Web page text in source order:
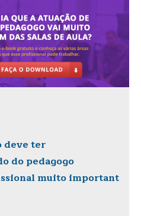
deve ter
do pedagogo
muito important